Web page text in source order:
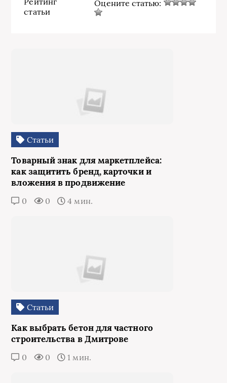
статьи
Оцените статью:
Статьи
Товарный знак для маркетплейса:
как защитить бренд, карточки и
вложения в продвижение
0 0 4 мин.
Статьи
Как выбрать бетон для частного
строительства в Дмитрове
0 0 1 мин.